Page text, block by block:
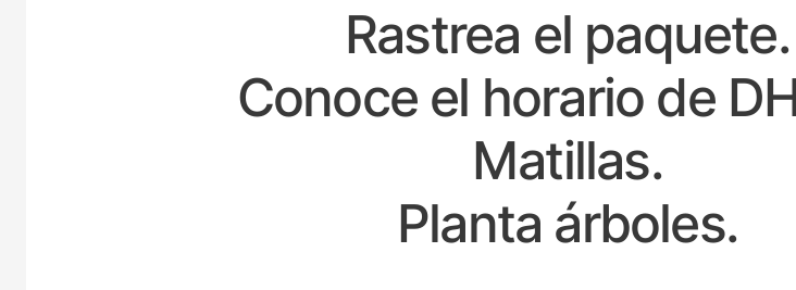
Rastrea el paquete.
Conoce el horario de
Matillas.
Planta árboles.